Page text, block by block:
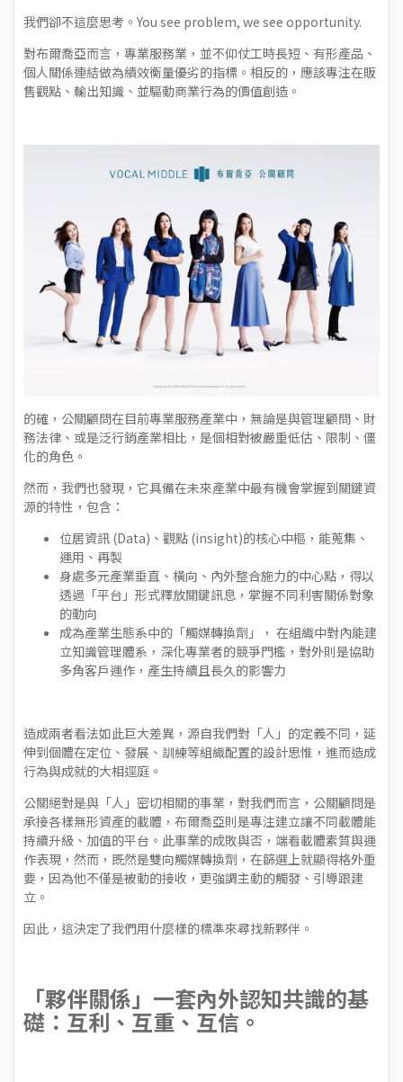
我們卻不這麼思考。You see problem, we see opportunity.
對布爾喬亞而言，專業服務業，並不仰仗工時長短、有形產品、
個人關係連結做為績效衡量優劣的指標。相反的，應該專注在販
售觀點、輸出知識、並驅動商業行為的價值創造。
的確，公關顧問在目前專業服務產業中，無論是與管理顧問、財
務法律、或是泛行銷產業相比，是個相對被嚴重低估、限制、僵
化的角色。
然而，我們也發現，它具備在未來產業中最有機會掌握到關鍵資
源的特性，包含：
位居資訊 (Data)、觀點 (insight)的核心中樞，能蒐集、
運用、再製
身處多元產業垂直、橫向、內外整合施力的中心點，得以
透過「平台」形式釋放關鍵訊息，掌握不同利害關係對象
的動向
成為產業生態系中的「觸媒轉換劑」， 在組織中對內能建
立知識管理體系，深化專業者的競爭門檻，對外則是協助
多角客戶運作，產生持續且長久的影響力
造成兩者看法如此巨大差異，源自我們對「人」的定義不同，延
伸到個體在定位、發展、訓練等組織配置的設計思惟，進而造成
行為與成就的大相逕庭。
公關絕對是與「人」密切相關的事業，對我們而言，公關顧問是
承接各樣無形資產的載體，布爾喬亞則是專注建立讓不同載體能
持續升級、加值的平台。此事業的成敗與否，端看載體素質與運
作表現，然而，既然是雙向觸媒轉換劑，在篩選上就顯得格外重
要，因為他不僅是被動的接收，更強調主動的觸發、引導跟建
立。
因此，這決定了我們用什麼樣的標準來尋找新夥伴。
「夥伴關係」一套內外認知共識的基
礎：互利、互重、互信。